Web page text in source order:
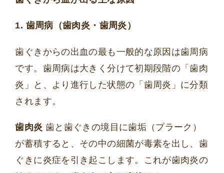
1. 歯周病（歯肉炎・歯周炎）
歯ぐきからの出血の最も一般的な原因は歯周病
です。歯周病は大きく分けて初期段階の「歯肉
炎」と、より進行した状態の「歯周炎」に分類
されます。
歯肉炎 歯と歯ぐきの境目に歯垢（プラーク）
が蓄積すると、その中の細菌が毒素を出し、歯
ぐきに炎症を引き起こします。これが歯肉炎の